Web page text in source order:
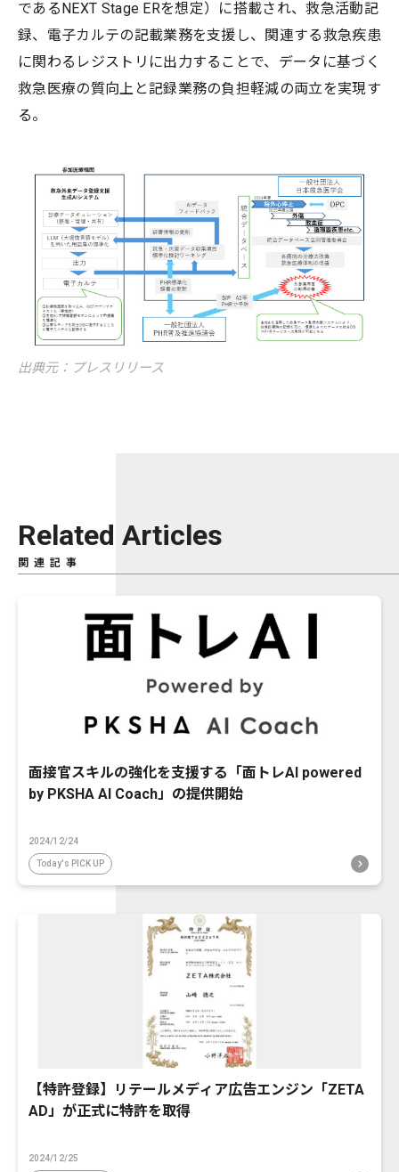
であるNEXT Stage ERを想定）に搭載され、救急活動記
録、電子カルテの記載業務を支援し、関連する救急疾患
に関わるレジストリに出力することで、データに基づく
救急医療の質向上と記録業務の負担軽減の両立を実現す
る。
出典元：プレスリリース
Related Articles
関連記事
面接官スキルの強化を支援する「面トレAI powered
by PKSHA AI Coach」の提供開始
2024/12/24
Today's PICK UP
【特許登録】リテールメディア広告エンジン「ZETA
AD」が正式に特許を取得
2024/12/25